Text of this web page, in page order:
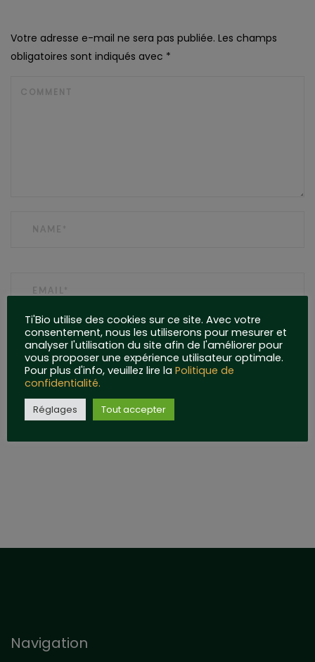
Votre adresse e-mail ne sera pas publiée. Les champs
obligatoires sont indiqués avec *
WEBSITE
Navigation
Ti'Bio utilise des cookies sur ce site. Avec votre
consentement, nous les utiliserons pour mesurer et
analyser l'utilisation du site afin de l'améliorer pour
vous proposer une expérience utilisateur optimale.
Pour plus d'info, veuillez lire la Politique de
confidentialité.
Réglages Tout accepter